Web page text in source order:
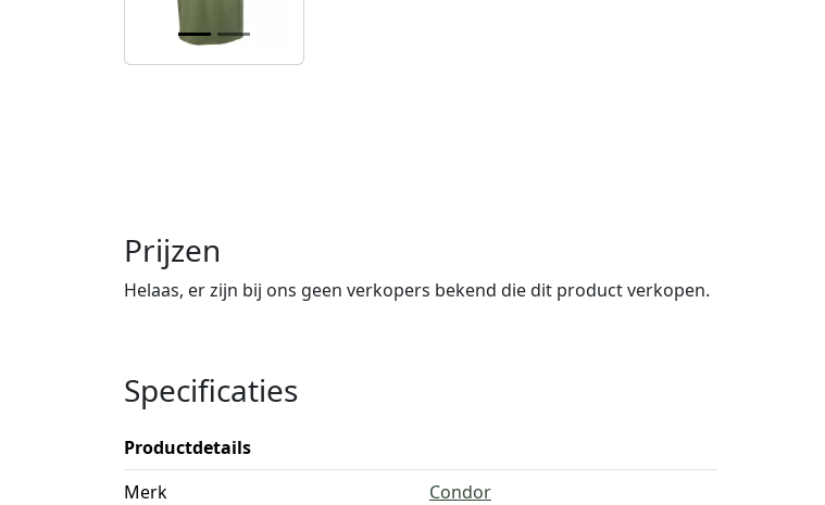
Prijzen
Helaas, er zijn bij ons geen verkopers bekend die dit product verkopen.
Specificaties
Productdetails
Merk
Condor